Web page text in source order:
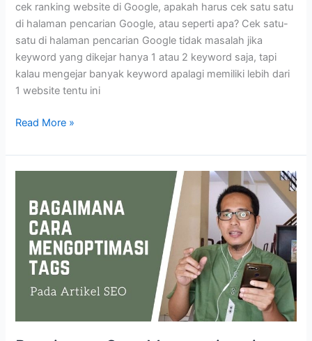
cek ranking website di Google, apakah harus cek satu satu
di halaman pencarian Google, atau seperti apa? Cek satu-
satu di halaman pencarian Google tidak masalah jika
keyword yang dikejar hanya 1 atau 2 keyword saja, tapi
kalau mengejar banyak keyword apalagi memiliki lebih dari
1 website tentu ini
Cara
Ranking
Website
Read More »